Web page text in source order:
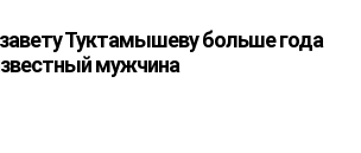
Туктамышеву больше года
мужчина